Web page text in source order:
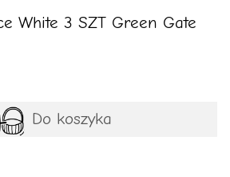
White 3 SZT Green Gate
Do koszyka